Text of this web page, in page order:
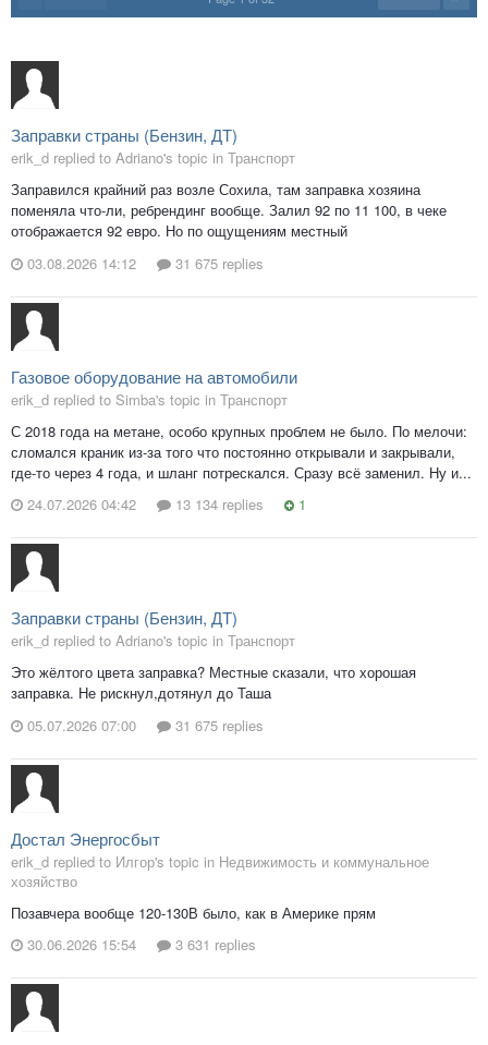
Заправки страны (Бензин, ДТ)
erik_d replied to Adriano's topic in Транспорт
Заправился крайний раз возле Сохила, там заправка хозяина
поменяла что-ли, ребрендинг вообще. Залил 92 по 11 100, в чеке
отображается 92 евро. Но по ощущениям местный
03.08.2026 14:12
31 675 replies
Газовое оборудование на автомобили
erik_d replied to Simba's topic in Транспорт
С 2018 года на метане, особо крупных проблем не было. По мелочи:
сломался краник из-за того что постоянно открывали и закрывали,
где-то через 4 года, и шланг потрескался. Сразу всё заменил. Ну и...
24.07.2026 04:42
13 134 replies 1
Заправки страны (Бензин, ДТ)
erik_d replied to Adriano's topic in Транспорт
Это жёлтого цвета заправка? Местные сказали, что хорошая
заправка. Не рискнул,дотянул до Таша
05.07.2026 07:00
31 675 replies
Достал Энергосбыт
erik_d replied to Илгор's topic in Недвижимость и коммунальное
хозяйство
Позавчера вообще 120-130В было, как в Америке прям
30.06.2026 15:54
3 631 replies